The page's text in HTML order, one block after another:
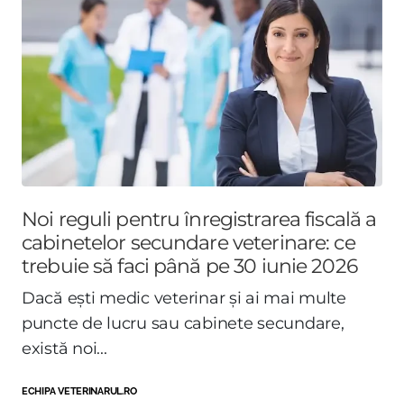
Noi reguli pentru înregistrarea fiscală a
cabinetelor secundare veterinare: ce
trebuie să faci până pe 30 iunie 2026
Dacă ești medic veterinar și ai mai multe
puncte de lucru sau cabinete secundare,
există noi...
ECHIPA VETERINARUL.RO